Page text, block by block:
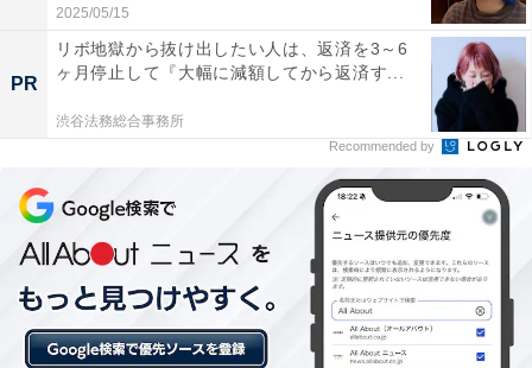
2025/05/15
PR
リボ地獄から抜け出したい人は、返済を3～6
ヶ月停止して『大幅に減額してから返済す...
渋谷法務総合事務所
Recommended by